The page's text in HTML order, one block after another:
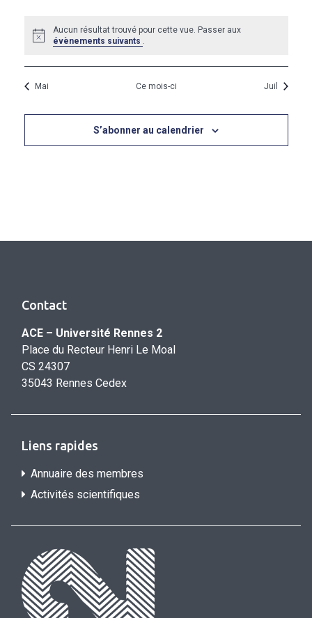
Notice
Aucun résultat trouvé pour cette vue. Passer aux
évènements suivants .
Mai Ce mois-ci Juil
S’abonner au calendrier
Contact
ACE – Université Rennes 2
Place du Recteur Henri Le Moal
CS 24307
35043 Rennes Cedex
Liens rapides
Annuaire des membres
Activités scientifiques